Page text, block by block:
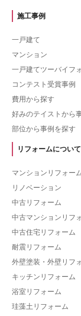
施工事例
一戸建て
マンション
一戸建てツーバイフ
コンテスト受賞事例
費用から探す
好みのテイストから
部位から事例を探す
リフォームについて
マンションリフォー
リノベーション
中古リフォーム
中古マンションリフ
中古住宅リフォーム
耐震リフォーム
外壁塗装・外壁リフ
キッチンリフォーム
浴室リフォーム
珪藻土リフォーム